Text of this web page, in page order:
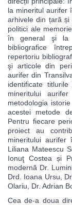
la mineritul aurifer
arhivele din țară și
politici ale
în general şi la
bibliografice
repertoriu
şi articole din
aurifer din
identificate
mineritului
metodologia
acestei metode
Pentru fiecare
proiect au
mineritului aurifer
Liliana Mateescu
Ionuţ Costea și
modernă Dr.
Drd. Ioana Ursu,
Olariu, Dr. Adrian
Cea de-a doua